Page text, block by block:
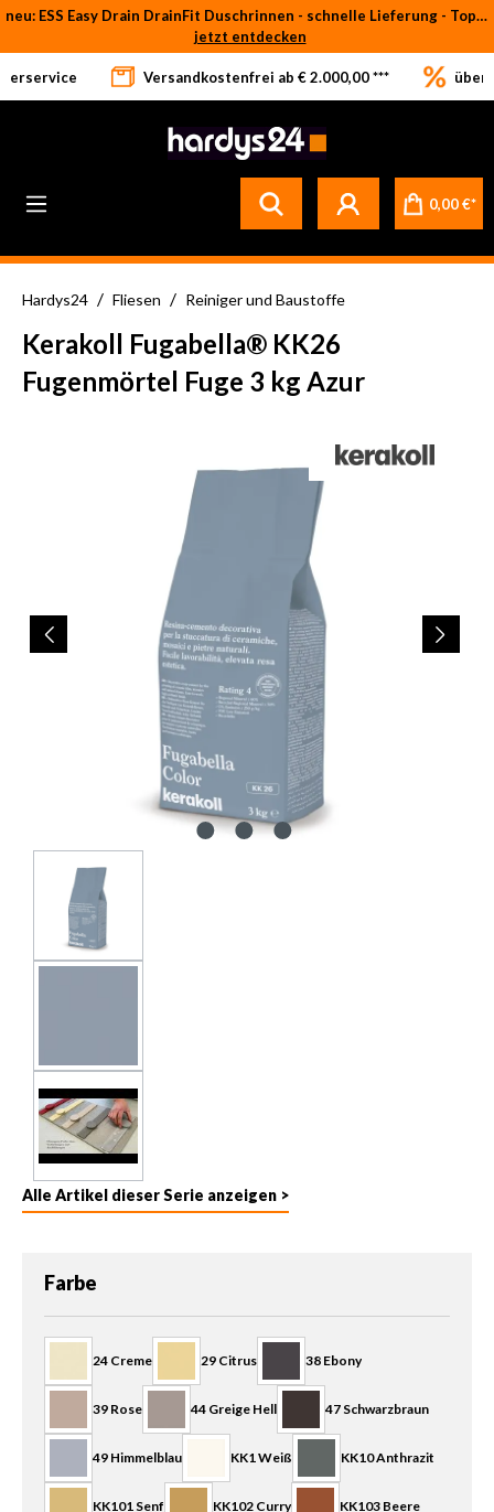
Zum Hauptinhalt springen
neu: ESS Easy Drain DrainFit Duschrinnen - schnelle Lieferung - Top-Preise
jetzt entdecken
Betrifft ausschließlich bei Bestellware-Fliesen: aufgrund der Werksferien in Italien und Spanien kommt es zu Verzögerungen bei der Verladung. Sämtliche Lagerware (sofort verfügbar) sowie alle anderen Produktgruppen versenden wir weiterhin regulär
Versandkostenfrei ab € 2.000,00 *** über
0,00 €*
Hardys24 / Fliesen / Reiniger und Baustoffe
Kerakoll Fugabella® KK26
Fugenmörtel Fuge 3 kg Azur
Alle Artikel dieser Serie anzeigen >
Farbe
24 Creme 29 Citrus 38 Ebony
39 Rose 44 Greige Hell 47 Schwarzbraun
49 Himmelblau KK1 Weiß KK10 Anthrazit
KK101 Senf KK102 Curry KK103 Beere